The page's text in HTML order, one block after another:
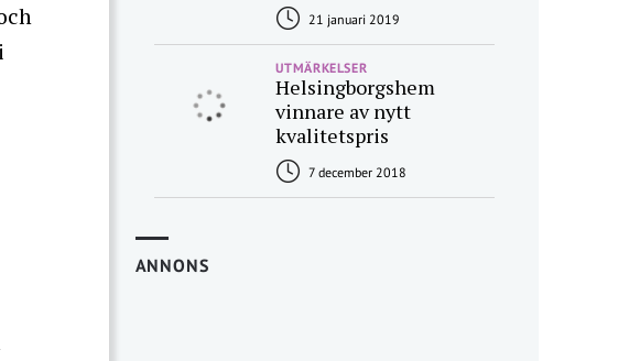
21 januari 2019
UTMÄRKELSER
Helsingborgshem
vinnare av nytt
kvalitetspris
7 december 2018
ANNONS